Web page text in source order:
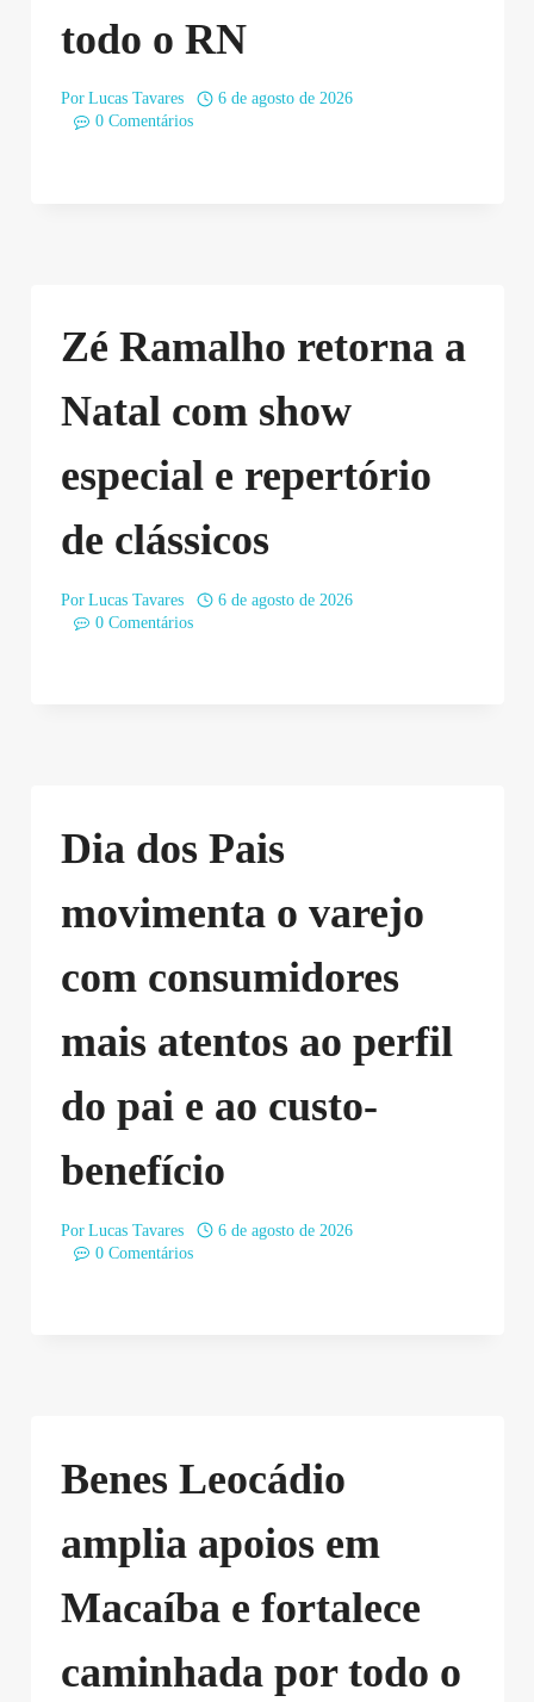
todo o RN
Por Lucas Tavares
6 de agosto de 2026
0 Comentários
Zé Ramalho retorna a
Natal com show
especial e repertório
de clássicos
Por Lucas Tavares
6 de agosto de 2026
0 Comentários
Dia dos Pais
movimenta o varejo
com consumidores
mais atentos ao perfil
do pai e ao custo-
benefício
Por Lucas Tavares
6 de agosto de 2026
0 Comentários
Benes Leocádio
amplia apoios em
Macaíba e fortalece
caminhada por todo o